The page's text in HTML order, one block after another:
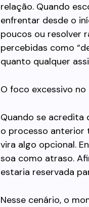
relação. Quando
enfrentar desde o
poucos ou resolver
percebidas como
quanto qualquer
O foco excessivo
Quando se acredita
o processo anterior
vira algo opcional.
soa como atraso.
estaria reservada
Nesse cenário, o